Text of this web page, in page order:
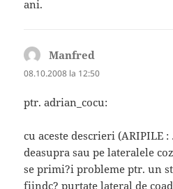
ani.
Manfred
08.10.2008 la 12:50
ptr. adrian_cocu:
cu aceste descrieri
deasupra sau pe lateralele
se primi?i probleme ptr. un
fiindc? purtate lateral de